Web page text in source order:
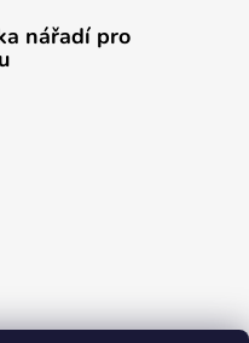
nářadí pro